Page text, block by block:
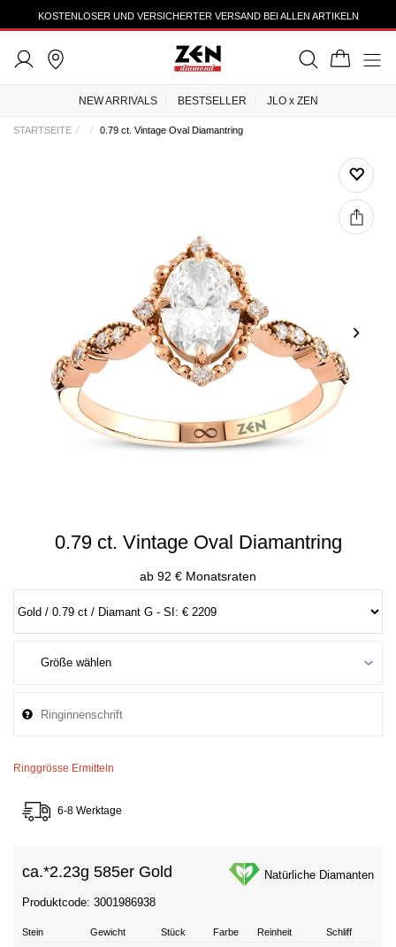
KOSTENLOSER UND VERSICHERTER VERSAND BEI ALLEN ARTIKELN
NEW ARRIVALS BESTSELLER JLO x ZEN
STARTSEITE 0.79 ct. Vintage Oval Diamantring
0.79 ct. Vintage Oval Diamantring
ab 92 € Monatsraten
Ringgrösse Ermitteln
6-8 Werktage
ca.*2.23g 585er Gold Natürliche Diamanten
Produktcode: 3001986938
Stein Gewicht Stück Farbe Reinheit
Schliff